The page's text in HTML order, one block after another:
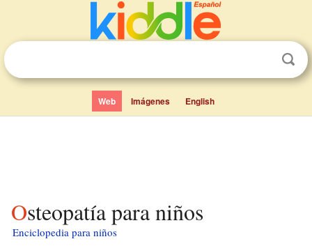
Web Imágenes English
Osteopatía para niños
Enciclopedia para niños